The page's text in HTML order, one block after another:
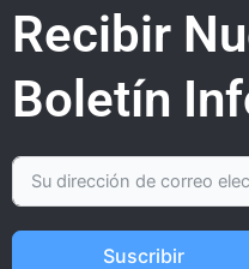
Recibir
Boletín
Suscribir